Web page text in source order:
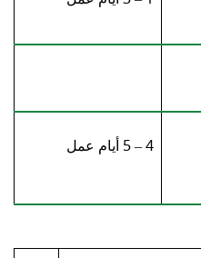
4 – 5 أيام عمل